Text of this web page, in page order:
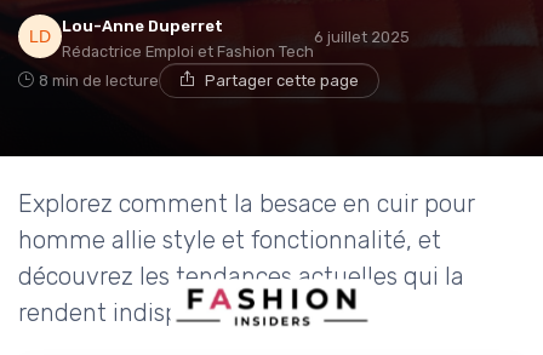
Lou-Anne Duperret
Rédactrice Emploi et Fashion Tech
6 juillet 2025
8 min de lecture Partager cette page
Explorez comment la besace en cuir pour
homme allie style et fonctionnalité, et
découvrez les tendances actuelles qui la
rendent indispensable.